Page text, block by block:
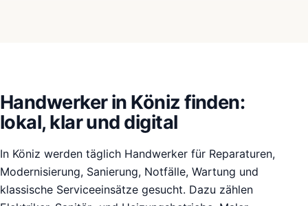
Handwerker in Köniz finden:
lokal, klar und digital
In Köniz werden täglich Handwerker für Reparaturen,
Modernisierung, Sanierung, Notfälle, Wartung und
klassische Serviceeinsätze gesucht. Dazu zählen